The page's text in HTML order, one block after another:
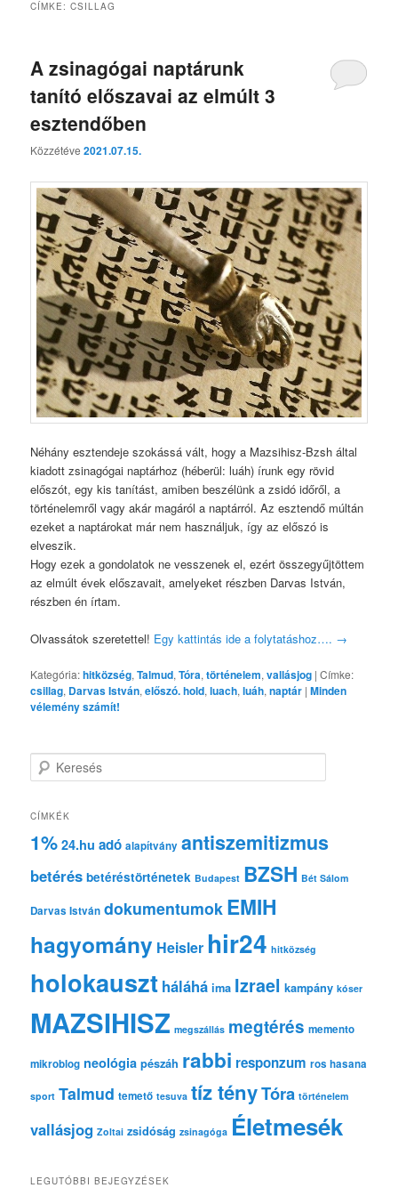
CÍMKE:CSILLAG
A zsinagógai naptárunk
tanító előszavai az elmúlt 3
esztendőben
Közzétéve2021.07.15.
Néhány esztendeje szokássá vált, hogy a Mazsihisz-Bzsh által
kiadott zsinagógai naptárhoz (héberül: luáh) írunk egy rövid
előszót, egy kis tanítást, amiben beszélünk a zsidó időről, a
történelemről vagy akár magáról a naptárról. Az esztendő múltán
ezeket a naptárokat már nem használjuk, így az előszó is
elveszik.
Hogy ezek a gondolatok ne vesszenek el, ezért összegyűjtöttem
az elmúlt évek előszavait, amelyeket részben Darvas István,
részben én írtam.
Olvassátok szeretettel! Egy kattintás ide a folytatáshoz…. →
Kategória:hitközség,Talmud,Tóra,történelem,vallásjog |Címke:
csillag, Darvas István,előszó. hold,luach,luáh,naptár |Minden
vélemény számít!
e
e
é
CÍMKÉK
1% 24.hu adó alapítvány antiszemitizmus
betérés betéréstörténetek Budapest BZSH Bét Sálom
Darvas István dokumentumok EMIH
hagyomány Heisler hir24 hitközség
holokauszt háláhá ima Izrael kampány kóser
MAZSIHISZ megszállás megtérés memento
mikroblog neológia pészáh rabbi responzum ros hasana
sport Talmud temető tesuva tíz tényTóra történelem
vallásjog Zoltai zsidóság zsinagóga Életmesék
LEGUTÓBBI BEJEGYZÉSEK